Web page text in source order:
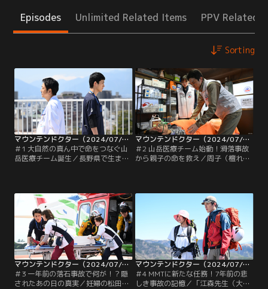
Episodes Unlimited Related Items PPV Related
Sorting
マウンテンドクター（2024/07/08放送分）第01話
＃1 大自然の真ん中で命をつなぐ山
岳医療チーム誕生／長野県で生まれ
勤務することになるが、着任早々、
整形外科と山岳診療科を兼務するよ
う命じられ、突然の話に戸惑う。山
で遭難事故発生の知らせが入り、歩
は救助用ヘリで現場へ。
マウンテンドクター（2024/07/15放送分）第02話
＃2 山岳医療チーム始動！滑落事故
から親子の命を救え／周子（檀れ
人物で、ほかのメンバーもモチベー
ションが低く歩はがく然。当然、山
小屋の泊まり込み診療ともなると誰
も手を挙げず、歩と典子（岡崎紗
絵）が山へ向かうことに。
マウンテンドクター（2024/07/22放送分）第03話
＃3 一年前の落石事故で何が！？隠
されたあの日の真実／妊婦の松田結
マウンテンドクター（2024/07/29放送分）第04話
＃4 MMTに新たな任務！7年前の悲
しき事故の記憶／「江森先生（大森